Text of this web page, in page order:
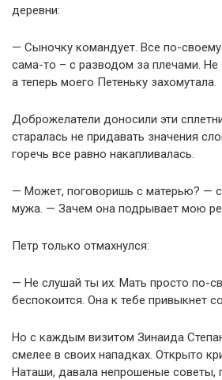
деревни:
— Сыночку командует. Все по-
сама-то – с разводом за плечами.
а теперь моего Петеньку захомутала.
Доброжелатели доносили эти
старалась не придавать значения
горечь все равно накапливалась.
— Может, поговоришь с матерью? —
мужа. — Зачем она подрывает мою
Петр только отмахнулся:
— Не слушай ты их. Мать просто по-
беспокоится. Она к тебе привыкнет
Но с каждым визитом Зинаида
смелее в своих нападках. Открыто
Наташи, давала непрошеные советы,